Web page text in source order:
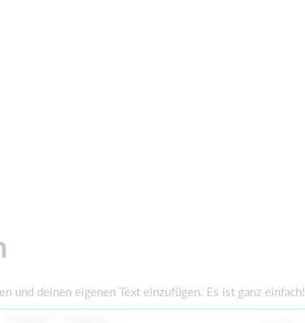
und deinen eigenen Text einzufügen. Es ist ganz einfach!